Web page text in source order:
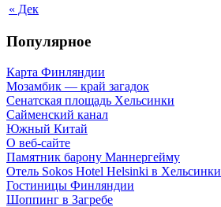
« Дек
Популярное
Карта Финляндии
Мозамбик — край загадок
Сенатская площадь Хельсинки
Сайменский канал
Южный Китай
О веб-сайте
Памятник барону Маннергейму
Отель Sokos Hotel Helsinki в Хельсинки
Гостиницы Финляндии
Шоппинг в Загребе